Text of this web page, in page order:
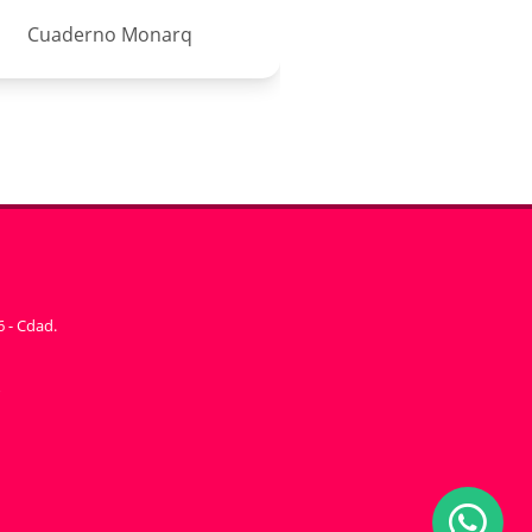
Cuaderno Monarq
- Cdad.